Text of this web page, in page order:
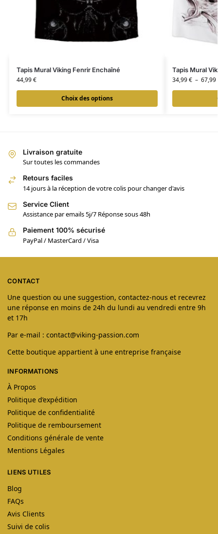
Tapis Mural Viking Fenrir Enchaîné
44,99€
Choix des options
Tapis Mural
34,99€ – 67,99
Livraison gratuite
Sur toutes les commandes
Retours faciles
14 jours à la réception de votre colis pour changer d'avis
Service Client
Assistance par emails 5j/7 Réponse sous 48h
Paiement 100% sécurisé
PayPal / MasterCard / Visa
CONTACT
Une question ou une suggestion, contactez-nous et recevrez
une réponse en moins de 24h du lundi au vendredi entre 9h
et 17h
Par e-mail : contact@viking-passion.com
Cette boutique appartient à une entreprise française
INFORMATIONS
À Propos
Politique d’expédition
Politique de confidentialité
Politique de remboursement
Conditions générale de vente
Mentions Légales
LIENS UTILES
Blog
FAQs
Avis Clients
Suivi de colis